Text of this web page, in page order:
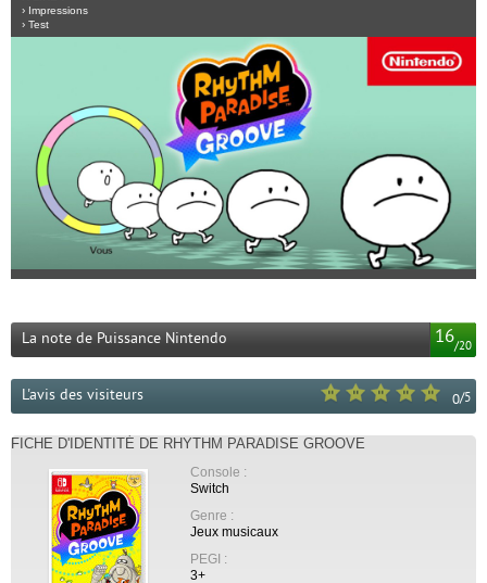
› Impressions
› Test
16/20
La note de Puissance Nintendo
0/5
L'avis des visiteurs
FICHE D'IDENTITÉ DE RHYTHM PARADISE GROOVE
Console :
Switch
Genre :
Jeux musicaux
PEGI :
3+